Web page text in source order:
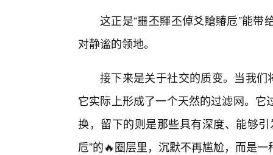
这正是“噩丕賱丕倬爻賶賰卮”能
对静谧的领地。
接下来是关于社交的质变。当我们
它实际上形成了一个天然的过滤网。
换，留下的则是那些具有深度、能够
卮”的🔥圈层里，沉默不再尴尬，而是